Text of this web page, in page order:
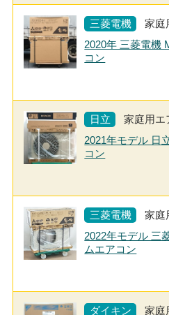
三菱電機
家庭
2020年 三菱電機
コン
日立
家庭用エ
2021年モデル 日
コン
三菱電機
家庭
2022年モデル 三
ムエアコン
ダイキン 家庭